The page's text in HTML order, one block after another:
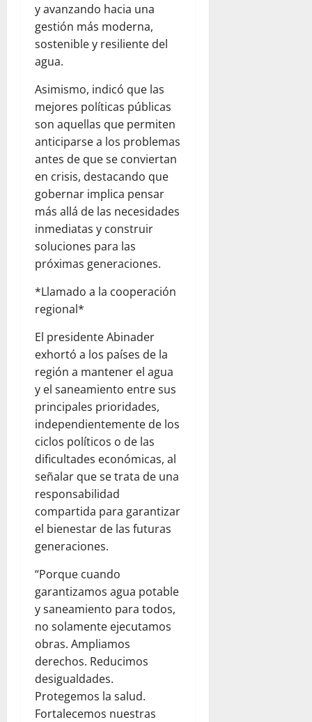
y avanzando hacia una
gestión más moderna,
sostenible y resiliente del
agua.
Asimismo, indicó que las
mejores políticas públicas
son aquellas que permiten
anticiparse a los problemas
antes de que se conviertan
en crisis, destacando que
gobernar implica pensar
más allá de las necesidades
inmediatas y construir
soluciones para las
próximas generaciones.
*Llamado a la cooperación
regional*
El presidente Abinader
exhortó a los países de la
región a mantener el agua
y el saneamiento entre sus
principales prioridades,
independientemente de los
ciclos políticos o de las
dificultades económicas, al
señalar que se trata de una
responsabilidad
compartida para garantizar
el bienestar de las futuras
generaciones.
“Porque cuando
garantizamos agua potable
y saneamiento para todos,
no solamente ejecutamos
obras. Ampliamos
derechos. Reducimos
desigualdades.
Protegemos la salud.
Fortalecemos nuestras